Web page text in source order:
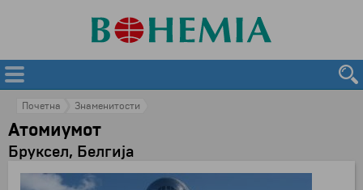
Почетна Знаменитости
Атомиумот
Бруксел, Белгија